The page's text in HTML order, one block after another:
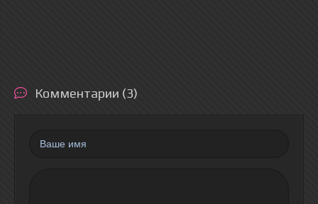
Комментарии (3)